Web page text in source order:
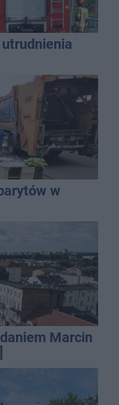
utrudnienia
w
Marcin